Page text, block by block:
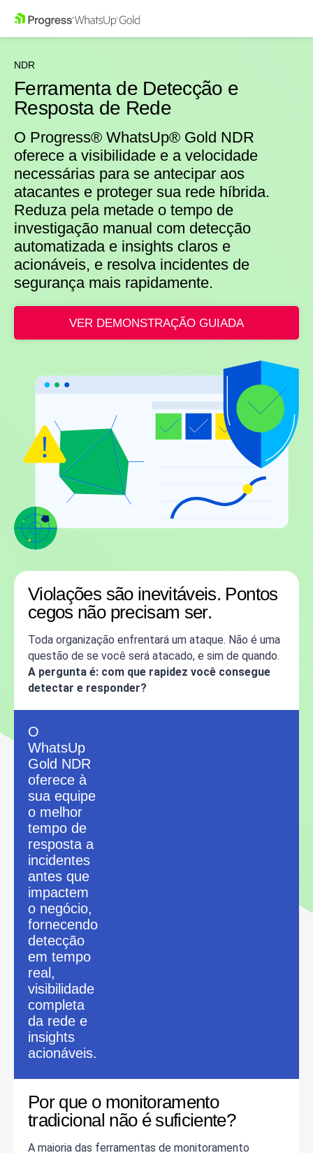
NDR
Ferramenta de Detecção e
Resposta de Rede
O Progress® WhatsUp® Gold NDR
oferece a visibilidade e a velocidade
necessárias para se antecipar aos
atacantes e proteger sua rede híbrida.
Reduza pela metade o tempo de
investigação manual com detecção
automatizada e insights claros e
acionáveis, e resolva incidentes de
segurança mais rapidamente.
VER DEMONSTRAÇÃO GUIADA
Violações são inevitáveis. Pontos
cegos não precisam ser.
Toda organização enfrentará um ataque. Não é uma
questão de se você será atacado, e sim de quando.
A pergunta é: com que rapidez você consegue
detectar e responder?
O
WhatsUp
Gold NDR
oferece à
sua equipe
o melhor
tempo de
resposta a
incidentes
antes que
impactem
o negócio,
fornecendo
detecção
em tempo
real,
visibilidade
completa
da rede e
insights
acionáveis.
Por que o monitoramento
tradicional não é suficiente?
A maioria das ferramentas de monitoramento